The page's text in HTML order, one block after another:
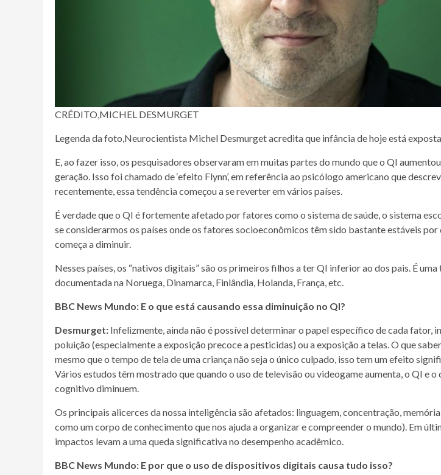
CRÉDITO, MICHEL DESMURGET
Legenda da foto, Neurocientista Michel Desmurget acredita que infância de hoje está
E, ao fazer isso, os pesquisadores observaram em muitas partes do mundo que o QI
geração. Isso foi chamado de ‘efeito Flynn’, em referência ao psicólogo americano que
recentemente, essa tendência começou a se reverter em vários países.
É verdade que o QI é fortemente afetado por fatores como o sistema de saúde, o sistema
se considerarmos os países onde os fatores socioeconômicos têm sido bastante estáveis por
começa a diminuir.
Nesses países, os “nativos digitais” são os primeiros filhos a ter QI inferior ao dos pais. É
documentada na Noruega, Dinamarca, Finlândia, Holanda, França, etc.
BBC News Mundo: E o que está causando essa diminuição no QI?
Desmurget: Infelizmente, ainda não é possível determinar o papel específico de cada fator,
poluição (especialmente a exposição precoce a pesticidas) ou a exposição a telas. O que
mesmo que o tempo de tela de uma criança não seja o único culpado, isso tem um efeito
Vários estudos têm mostrado que quando o uso de televisão ou videogame aumenta, o QI e
cognitivo diminuem.
Os principais alicerces da nossa inteligência são afetados: linguagem, concentração,
como um corpo de conhecimento que nos ajuda a organizar e compreender o mundo). Em
impactos levam a uma queda significativa no desempenho acadêmico.
BBC News Mundo: E por que o uso de dispositivos digitais causa tudo isso?